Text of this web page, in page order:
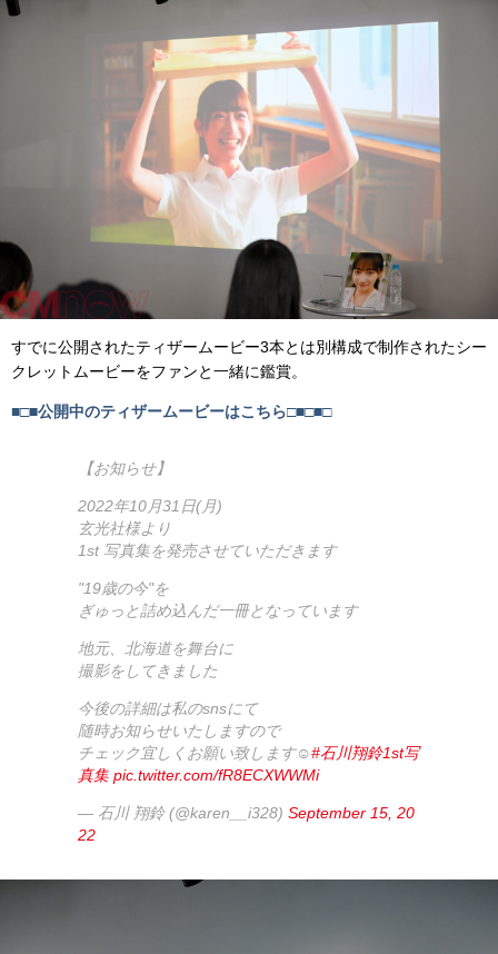
すでに公開されたティザームービー3本とは別構成で制作されたシー
クレットムービーをファンと一緒に鑑賞。
■□■公開中のティザームービーはこちら□■□■□
【お知らせ】
2022年10月31日(月)
玄光社様より
1st 写真集を発売させていただきます
"19歳の今"を
ぎゅっと詰め込んだ一冊となっています
地元、北海道を舞台に
撮影をしてきました
今後の詳細は私のsnsにて
随時お知らせいたしますので
チェック宜しくお願い致します☺︎#石川翔鈴1st写
真集 pic.twitter.com/fR8ECXWWMi
— 石川 翔鈴 (@karen__i328) September 15, 20
22